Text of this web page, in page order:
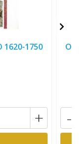
1620-1750
+
O
-